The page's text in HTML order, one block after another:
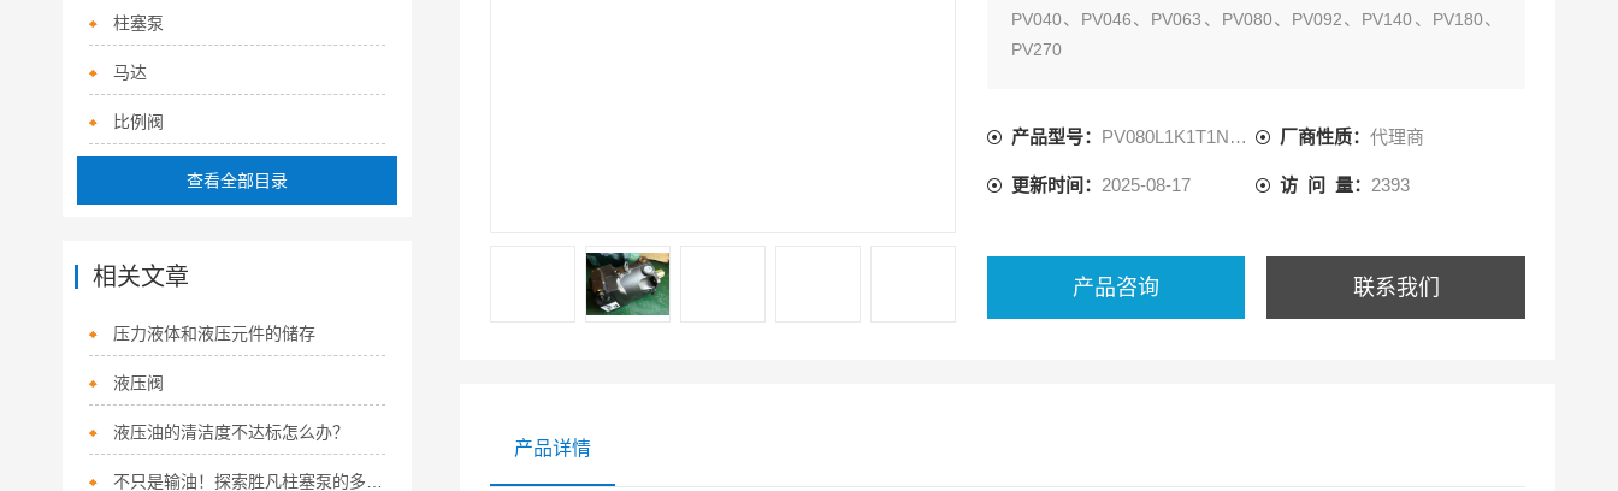
PV040、PV046、PV063、PV080、PV092、PV140、PV180、
PV270
产品型号： PV080L1K1T1NFHS 厂商性质：代理商
更新时间： 2025-08-17 访 问 量： 2393
产品咨询 联系我们
产品详情
柱塞泵
马达
比例阀
查看全部目录
相关文章
压力液体和液压元件的储存
液压阀
液压油的清洁度不达标怎么办？